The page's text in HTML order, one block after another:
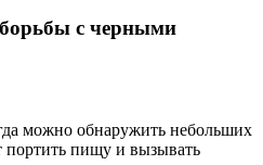
с черными
можно обнаружить небольших
портить пищу и вызывать